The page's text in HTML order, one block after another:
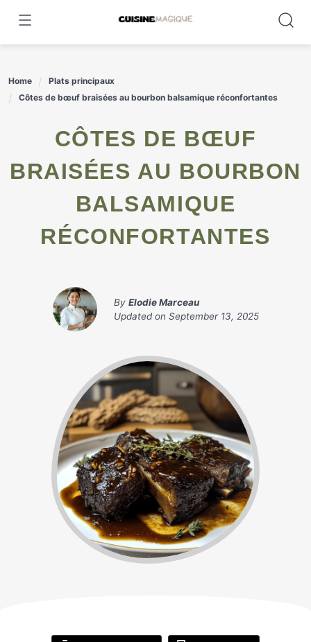
content
Home
Plats principaux
Côtes de bœuf braisées au bourbon balsamique réconfortantes
CÔTES DE BŒUF
BRAISÉES AU BOURBON
BALSAMIQUE
RÉCONFORTANTES
By Elodie Marceau
Updated on September 13, 2025